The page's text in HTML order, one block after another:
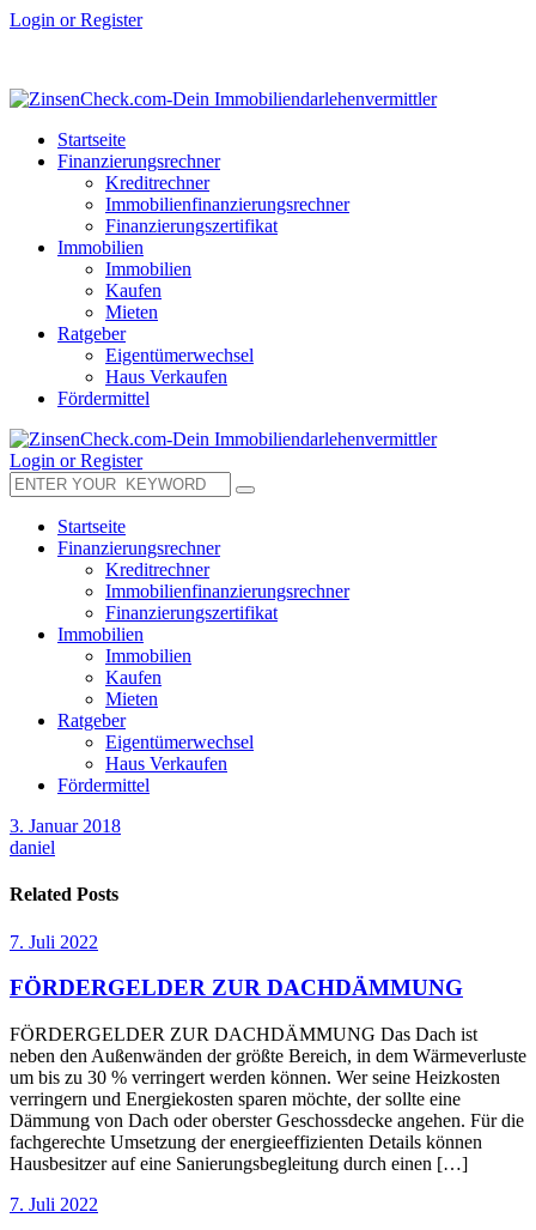
Login or Register
Startseite
Finanzierungsrechner
Kreditrechner
Immobilienfinanzierungsrechner
Finanzierungszertifikat
Immobilien
Immobilien
Kaufen
Mieten
Ratgeber
Eigentümerwechsel
Haus Verkaufen
Fördermittel
Login or Register
Startseite
Finanzierungsrechner
Kreditrechner
Immobilienfinanzierungsrechner
Finanzierungszertifikat
Immobilien
Immobilien
Kaufen
Mieten
Ratgeber
Eigentümerwechsel
Haus Verkaufen
Fördermittel
3. Januar 2018
daniel
Related Posts
7. Juli 2022
FÖRDERGELDER ZUR DACHDÄMMUNG
FÖRDERGELDER ZUR DACHDÄMMUNG Das Dach ist
neben den Außenwänden der größte Bereich, in dem Wärmeverluste
um bis zu 30 % verringert werden können. Wer seine Heizkosten
verringern und Energiekosten sparen möchte, der sollte eine
Dämmung von Dach oder oberster Geschossdecke angehen. Für die
fachgerechte Umsetzung der energieeffizienten Details können
Hausbesitzer auf eine Sanierungsbegleitung durch einen […]
7. Juli 2022